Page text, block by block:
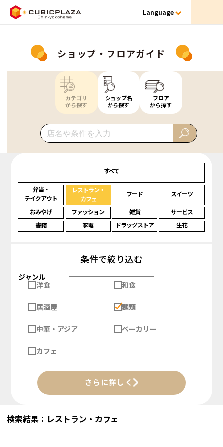
Language
ショップ・フロアガイド
カテゴリ
から探す
ショップ名
から探す
フロア
から探す
すべて
弁当・
テイクアウト
レストラン・
カフェ
フード スイーツ
おみやげ ファッション 雑貨
サービス
書籍
家電 ドラッグストア 生花
条件で絞り込む
ジャンル
洋食
和食
居酒屋 麺類
中華・アジア ベーカリー
カフェ
さらに詳しく
検索結果：レストラン・カフェ